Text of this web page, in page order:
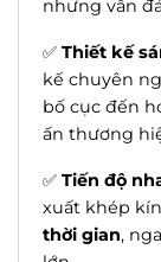
nhưng vẫn
✅ Thiết kế
kế chuyên
bố cục đến
ấn thương
✅ Tiến độ
xuất khép
thời gian,